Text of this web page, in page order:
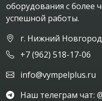
оборудования с более
успешной работы.
г. Нижний Новгород
+7 (962) 518-17-06
info@vympelplus.ru
Наш телеграм чат: